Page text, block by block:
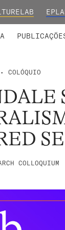
• COLÓQUIO
COLLOQUIUM